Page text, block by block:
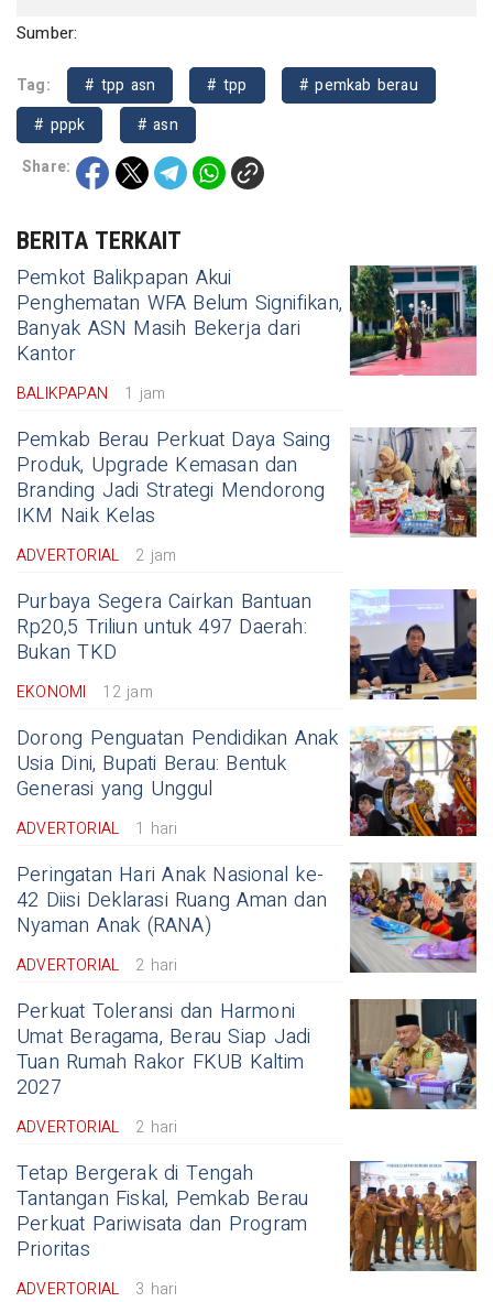
Sumber:
Tag: # tpp asn # tpp
# pemkab berau
# pppk
# asn
Share:
BERITA TERKAIT
Pemkot Balikpapan Akui
Penghematan WFA Belum Signifikan,
Banyak ASN Masih Bekerja dari
Kantor
BALIKPAPAN 1 jam
Pemkab Berau Perkuat Daya Saing
Produk, Upgrade Kemasan dan
Branding Jadi Strategi Mendorong
IKM Naik Kelas
ADVERTORIAL 2 jam
Purbaya Segera Cairkan Bantuan
Rp20,5 Triliun untuk 497 Daerah:
Bukan TKD
EKONOMI 12 jam
Dorong Penguatan Pendidikan Anak
Usia Dini, Bupati Berau: Bentuk
Generasi yang Unggul
ADVERTORIAL 1 hari
Peringatan Hari Anak Nasional ke-
42 Diisi Deklarasi Ruang Aman dan
Nyaman Anak (RANA)
ADVERTORIAL 2 hari
Perkuat Toleransi dan Harmoni
Umat Beragama, Berau Siap Jadi
Tuan Rumah Rakor FKUB Kaltim
2027
ADVERTORIAL 2 hari
Tetap Bergerak di Tengah
Tantangan Fiskal, Pemkab Berau
Perkuat Pariwisata dan Program
Prioritas
ADVERTORIAL 3 hari